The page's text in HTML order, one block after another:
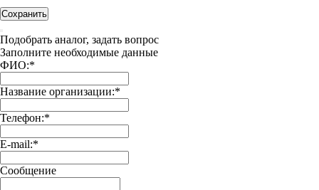
Сохранить
Подобрать аналог, задать вопрос
Заполните необходимые данные
ФИО:*
Название организации:*
Телефон:*
E-mail:*
Сообщение